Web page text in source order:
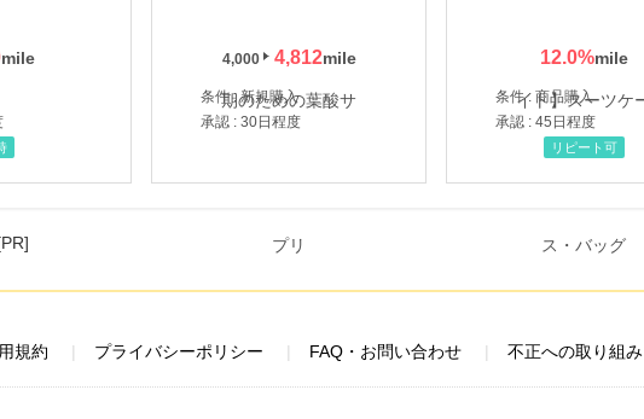
4,000 4,812
条件 : 新規購入
承認 : 30日程度
12.0%
条件 : 商品購入
承認 : 45日程度
リピート可
規約 プライバシーポリシー FAQ・お問い合わせ 不正への取り組み